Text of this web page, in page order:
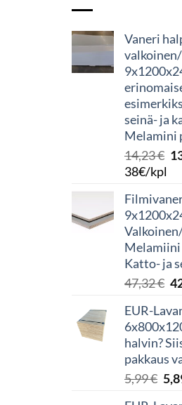
Vaneri
seinä- ja
Melamini
14,23€
38€/kpl
Melamiini
Katto- ja
47,32€
EUR-
halvin?
pakkaus
5,99€